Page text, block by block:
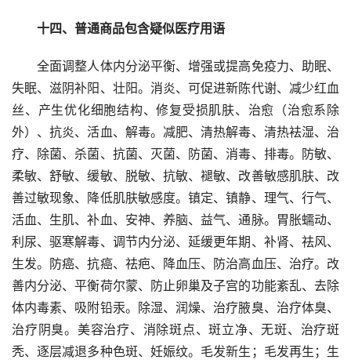
十四、普通商品包含疑似医疗用语
全面调整人体内分泌平衡、增强或提高免疫力、助眠、
失眠、滋阴补阳、壮阳。消炎、可促进新陈代谢、减少红血
丝、产生优化细胞结构、修复受损肌肤、治愈（治愈系除
外）、抗炎、活血、解毒。减肥、清热解毒、清热袪湿、治
疗、除菌、杀菌、抗菌、灭菌、防菌、消毒、排毒。防敏、
柔敏、舒敏、缓敏、脱敏、抗敏、褪敏、改善敏感肌肤、改
善过敏现象、降低肌肤敏感度。镇定、镇静、理气、行气、
活血、生肌、补血、安神、养脑、益气、通脉。胃胀蠕动、
利尿、驱寒解毒、调节内分泌、延缓更年期、补肾、祛风、
生发。防癌、抗癌、祛疤、降血压、防治高血压、治疗。改
善内分泌、平衡荷尔蒙、防止卵巢及子宫的功能紊乱、去除
体内毒素、吸附铅汞。除湿、润燥、治疗腋臭、治疗体臭、
治疗阴臭。美容治疗、消除斑点、斑立净、无斑、治疗斑
秃、逐层减退多种色斑、妊娠纹。毛发新生；毛发再生；生